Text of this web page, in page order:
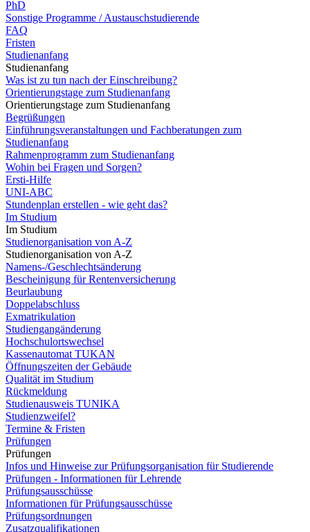
PhD
Sonstige Programme / Austauschstudierende
FAQ
Fristen
Studienanfang
Studienanfang
Was ist zu tun nach der Einschreibung?
Orientierungstage zum Studienanfang
Orientierungstage zum Studienanfang
Begrüßungen
Einführungsveranstaltungen und Fachberatungen zum
Studienanfang
Rahmenprogramm zum Studienanfang
Wohin bei Fragen und Sorgen?
Ersti-Hilfe
UNI-ABC
Stundenplan erstellen - wie geht das?
Im Studium
Im Studium
Studienorganisation von A-Z
Studienorganisation von A-Z
Namens-/Geschlechtsänderung
Bescheinigung für Rentenversicherung
Beurlaubung
Doppelabschluss
Exmatrikulation
Studiengangänderung
Hochschulortswechsel
Kassenautomat TUKAN
Öffnungszeiten der Gebäude
Qualität im Studium
Rückmeldung
Studienausweis TUNIKA
Studienzweifel?
Termine & Fristen
Prüfungen
Prüfungen
Infos und Hinweise zur Prüfungsorganisation für Studierende
Prüfungen - Informationen für Lehrende
Prüfungsausschüsse
Informationen für Prüfungsausschüsse
Prüfungsordnungen
Zusatzqualifikationen